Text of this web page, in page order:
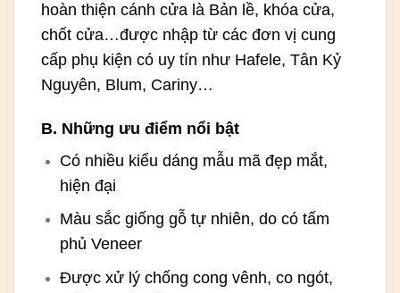
hoàn thiện cánh cửa là Bản lề, khóa cửa,
chốt cửa…được nhập từ các đơn vị cung
cấp phụ kiện có uy tín như Hafele, Tân Kỷ
Nguyên, Blum, Cariny…
B. Những ưu điểm nổi bật
Có nhiều kiểu dáng mẫu mã đẹp mắt,
hiện đại
Màu sắc giống gỗ tự nhiên, do có tấm
phủ Veneer
Được xử lý chống cong vênh, co ngót,